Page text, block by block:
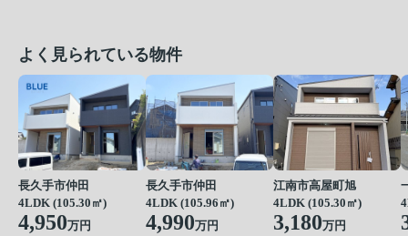
よく見られている物件
長久手市仲田
4LDK (105.30㎡)
4,950万円
長久手市仲田
4LDK (105.96㎡)
4,990万円
江南市高屋町旭
4LDK (105.30㎡)
3,180万円